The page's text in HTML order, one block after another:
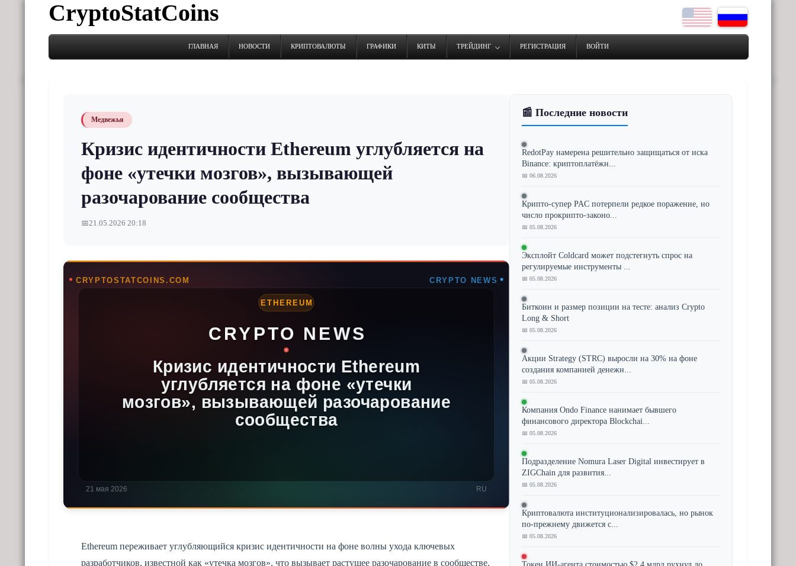
CryptoStatCoins
ГЛАВНАЯ НОВОСТИ КРИПТОВАЛЮТЫ ГРАФИКИ КИТЫ ТРЕЙДИНГ РЕГИСТРАЦИЯ ВОЙТИ
Медвежья
Кризис идентичности Ethereum углубляется на
фоне «утечки мозгов», вызывающей
разочарование сообщества
📅21.05.2026 20:18
Ethereum переживает углубляющийся кризис идентичности на фоне волны ухода ключевых
разработчиков, известной как «утечка мозгов», что вызывает растущее разочарование в сообществе.
📰 Последние новости
RedotPay намерена решительно защищаться от иска
Binance: криптоплатёжн...
📅 06.08.2026
Крипто-супер PAC потерпели редкое поражение, но
число прокрипто-законо...
📅 05.08.2026
Эксплойт Coldcard может подстегнуть спрос на
регулируемые инструменты ...
📅 05.08.2026
Биткоин и размер позиции на тесте: анализ Crypto
Long & Short
📅 05.08.2026
Акции Strategy (STRC) выросли на 30% на фоне
создания компанией денежн...
📅 05.08.2026
Компания Ondo Finance нанимает бывшего
финансового директора Blockchai...
📅 05.08.2026
Подразделение Nomura Laser Digital инвестирует в
ZIGChain для развития...
📅 05.08.2026
Криптовалюта институционализировалась, но рынок
по-прежнему движется с...
📅 05.08.2026